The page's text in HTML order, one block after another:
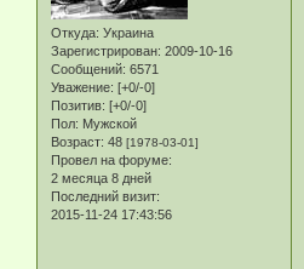
Откуда: Украина
Зарегистрирован: 2009-10-16
Сообщений: 6571
Уважение: [+0/-0]
Позитив: [+0/-0]
Пол: Мужской
Возраст: 48 [1978-03-01]
Провел на форуме:
2 месяца 8 дней
Последний визит:
2015-11-24 17:43:56